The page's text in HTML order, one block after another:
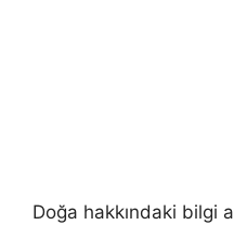
Doğa hakkındaki bilgi